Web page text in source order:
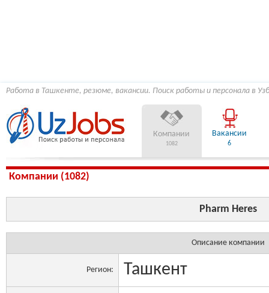
Работа в Ташкенте, резюме, вакансии. Поиск работы и персонала в
Компании
1082
Вакансии
6
Компании (1082)
Pharm Heres
Описание компании
Регион: Ташкент